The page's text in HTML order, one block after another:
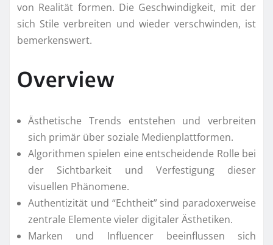
von Realität formen. Die Geschwindigkeit, mit der
sich Stile verbreiten und wieder verschwinden, ist
bemerkenswert.
Overview
Ästhetische Trends entstehen und verbreiten
sich primär über soziale Medienplattformen.
Algorithmen spielen eine entscheidende Rolle bei
der Sichtbarkeit und Verfestigung dieser
visuellen Phänomene.
Authentizität und “Echtheit” sind paradoxerweise
zentrale Elemente vieler digitaler Ästhetiken.
Marken und Influencer beeinflussen sich